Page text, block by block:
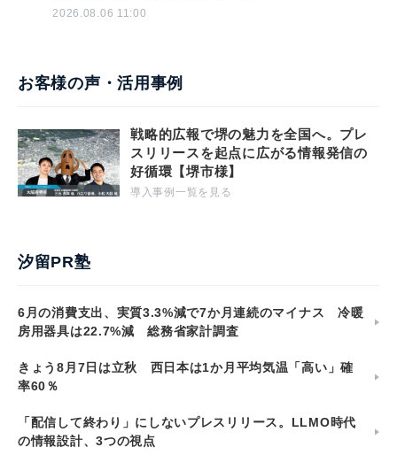
2026.08.06 11:00
お客様の声・活用事例
戦略的広報で堺の魅力を全国へ。プレ
スリリースを起点に広がる情報発信の
好循環【堺市様】
導入事例一覧を見る
汐留PR塾
6月の消費支出、実質3.3%減で7か月連続のマイナス 冷暖
房用器具は22.7%減 総務省家計調査
きょう8月7日は立秋 西日本は1か月平均気温「高い」確
率60％
「配信して終わり」にしないプレスリリース。LLMO時代
の情報設計、3つの視点